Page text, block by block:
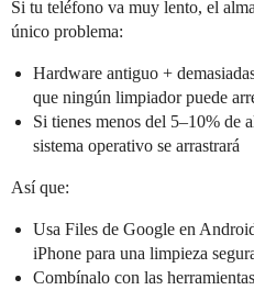
Si tu teléfono va muy lento, el
único problema:
Hardware antiguo +
que ningún limpiador puede
Si tienes menos del 5–10% de
sistema operativo se arrastrará
Así que:
Usa Files de Google en
iPhone para una limpieza
Combínalo con las